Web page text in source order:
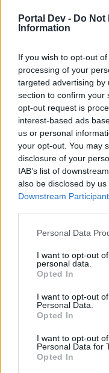
Portal Dev - Do Not
Information
If you wish to opt-out
processing of your
targeted advertising by
section to confirm your
opt-out request is
interest-based ads
us or personal
your opt-out. You may
disclosure of your
IAB’s list of
also be disclosed by
Downstream
Personal Data
I want to opt-out
personal data.
Opted In
I want to opt-out
Personal Data.
Opted In
I want to opt-out
Personal Data for
Opted In
no
pomoże a błąd jest na
nic nie ruszy.
Aug 24, 2020
Lunari
Forum Apprentice
byłam zalogowana ale
podać nowego adresu
wysyłają na adres do
więc nie mogę do nich
Team Leader
Team Drakensang
byłam zalogowana ale
nowego adresu email bo
adres do którego nie
A zatem w pierwszej